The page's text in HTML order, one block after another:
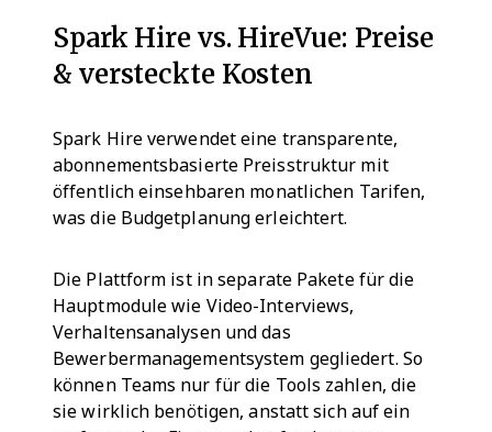
Spark Hire vs. HireVue: Preise
& versteckte Kosten
Spark Hire verwendet eine transparente,
abonnementsbasierte Preisstruktur mit
öffentlich einsehbaren monatlichen Tarifen,
was die Budgetplanung erleichtert.
Die Plattform ist in separate Pakete für die
Hauptmodule wie Video-Interviews,
Verhaltensanalysen und das
Bewerbermanagementsystem gegliedert. So
können Teams nur für die Tools zahlen, die
sie wirklich benötigen, anstatt sich auf ein